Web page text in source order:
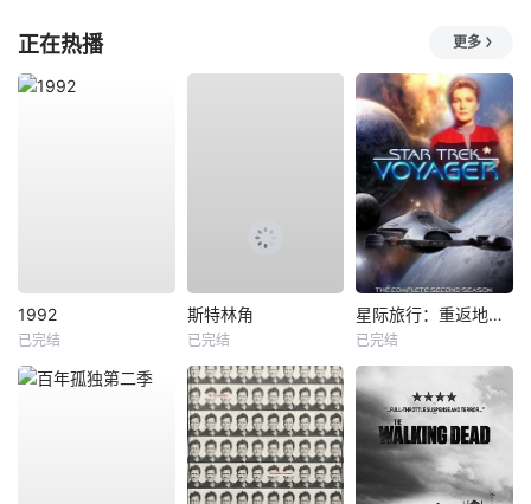
正在热播 更多
1992
已完结
斯特林角
已完结
星际旅行：重返地球第二季
已完结